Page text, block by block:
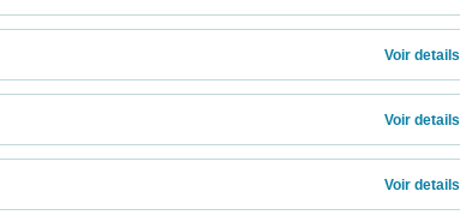
Voir details
Voir details
Voir details